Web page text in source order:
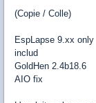
(Copie / Colle)
EspLapse 9.xx only
includ
GoldHen 2.4b18.6
AIO fix